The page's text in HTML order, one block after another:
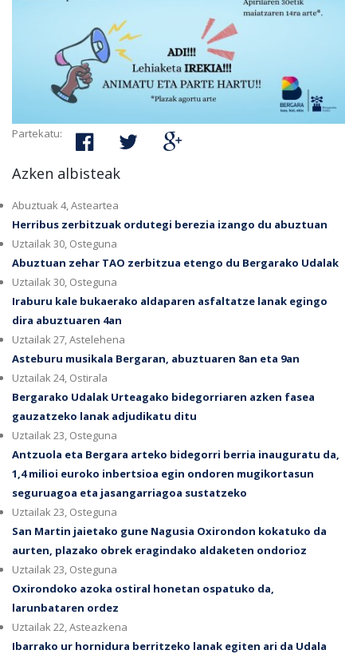
Partekatu:
Azken albisteak
Abuztuak 4, Asteartea
Herribus zerbitzuak ordutegi berezia izango du abuztuan
Uztailak 30, Osteguna
Abuztuan zehar TAO zerbitzua etengo du Bergarako Udalak
Uztailak 30, Osteguna
Iraburu kale bukaerako aldaparen asfaltatze lanak egingo
dira abuztuaren 4an
Uztailak 27, Astelehena
Asteburu musikala Bergaran, abuztuaren 8an eta 9an
Uztailak 24, Ostirala
Bergarako Udalak Urteagako bidegorriaren azken fasea
gauzatzeko lanak adjudikatu ditu
Uztailak 23, Osteguna
Antzuola eta Bergara arteko bidegorri berria inauguratu da,
1,4 milioi euroko inbertsioa egin ondoren mugikortasun
seguruagoa eta jasangarriagoa sustatzeko
Uztailak 23, Osteguna
San Martin jaietako gune Nagusia Oxirondon kokatuko da
aurten, plazako obrek eragindako aldaketen ondorioz
Uztailak 23, Osteguna
Oxirondoko azoka ostiral honetan ospatuko da,
larunbataren ordez
Uztailak 22, Asteazkena
Ibarrako ur hornidura berritzeko lanak egiten ari da Udala